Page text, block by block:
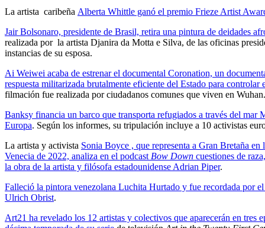
La artista caribeña Alberta Whittle ganó el premio Frieze Artist
Jair Bolsonaro, presidente de Brasil, retira una pintura de deidades
realizada por la artista Djanira da Motta e Silva, de las oficinas
instancias de su esposa.
Ai Weiwei acaba de estrenar el documental Coronation, un
respuesta militarizada brutalmente eficiente del Estado para controlar
filmación fue realizada por ciudadanos comunes que viven en Wuhan.
Banksy financia un barco que transporta refugiados a través del mar
Europa. Según los informes, su tripulación incluye a 10 activistas
La artista y activista Sonia Boyce , que representa a Gran Bretaña en
Venecia de 2022, analiza en el podcast Bow Down cuestiones de
la obra de la artista y filósofa estadounidense Adrian Piper.
Falleció la pintora venezolana Luchita Hurtado y fue recordada por
Ulrich Obrist.
Art21 ha revelado los 12 artistas y colectivos que aparecerán en tres